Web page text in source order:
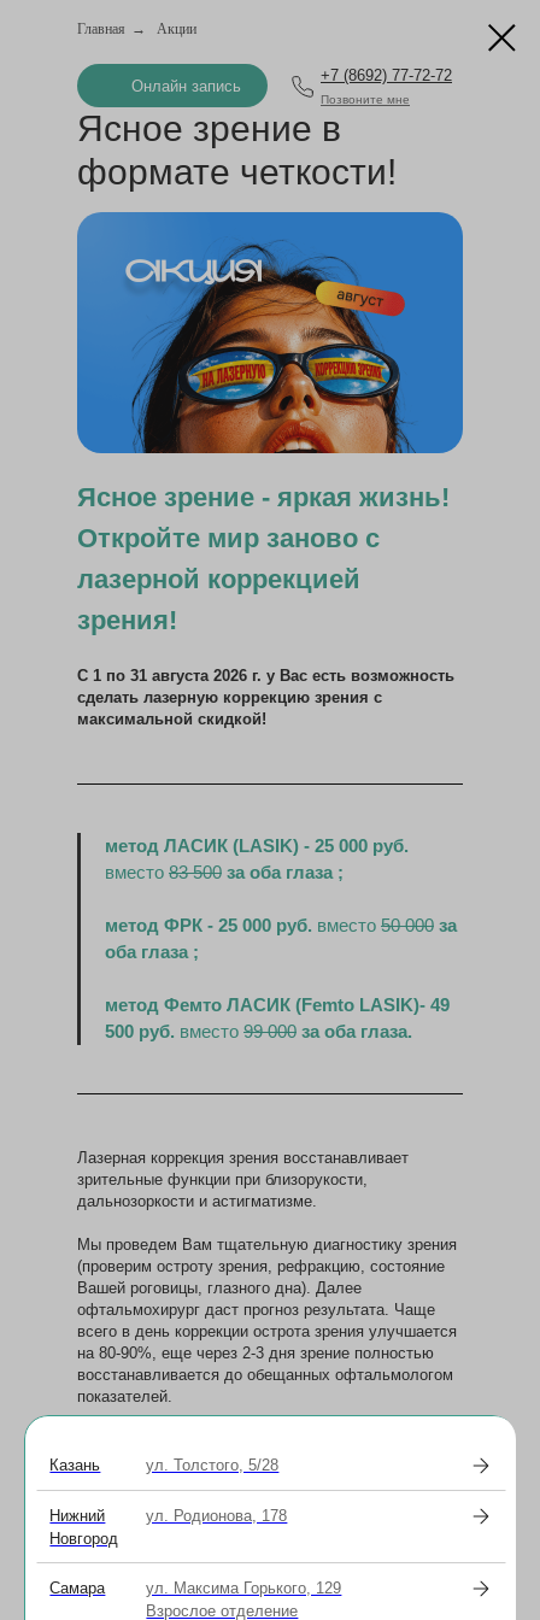
Главная → Акции
Онлайн запись
Позвоните мне
+7 (8692) 77-72-72
Ясное зрение в
формате четкости!
Ясное зрение - яркая жизнь!
Откройте мир заново с
лазерной коррекцией
зрения!
С 1 по 31 августа 2026 г. у Вас есть возможность
сделать лазерную коррекцию зрения с
максимальной скидкой!
метод ЛАСИК (LASIK) - 25 000 руб.
вместо 83 500 за оба глаза ;
метод ФРК - 25 000 руб. вместо 50 000 за
оба глаза ;
метод Фемто ЛАСИК (Femto LASIK)- 49
500 руб. вместо 99 000 за оба глаза.
Лазерная коррекция зрения восстанавливает
зрительные функции при близорукости,
дальнозоркости и астигматизме.
Мы проведем Вам тщательную диагностику зрения
(проверим остроту зрения, рефракцию, состояние
Вашей роговицы, глазного дна). Далее
офтальмохирург даст прогноз результата. Чаще
всего в день коррекции острота зрения улучшается
на 80-90%, еще через 2-3 дня зрение полностью
восстанавливается до обещанных офтальмологом
показателей.
«Смотри» помогут определиться с методом
роговицы получают меньше повреждений, а потому
быстрее заживают. Ускоряется и стабилизация
зрения в восстановительном периоде. Но эта
Методы Femto ЛАСИК и ФРК подойдут пациентам с
Казань ул. Толстого, 5/28
Нижний
Новгород
ул. Родионова, 178
Самара
ул. Максима Горького, 129
Взрослое отделение